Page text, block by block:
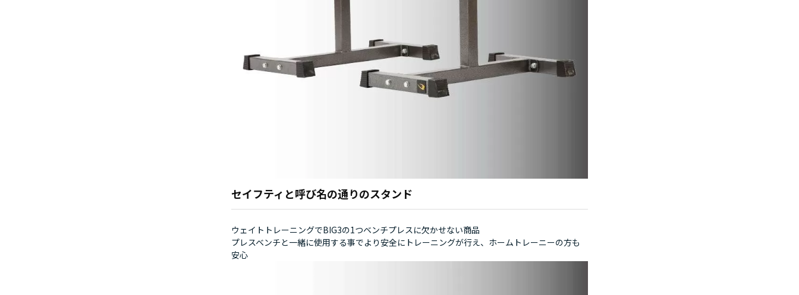
セイフティと呼び名の通りのスタンド
ウェイトトレーニングでBIG3の1つベンチプレスに欠かせない商品
プレスベンチと一緒に使用する事でより安全にトレーニングが行え、ホームトレーニーの方も
安心